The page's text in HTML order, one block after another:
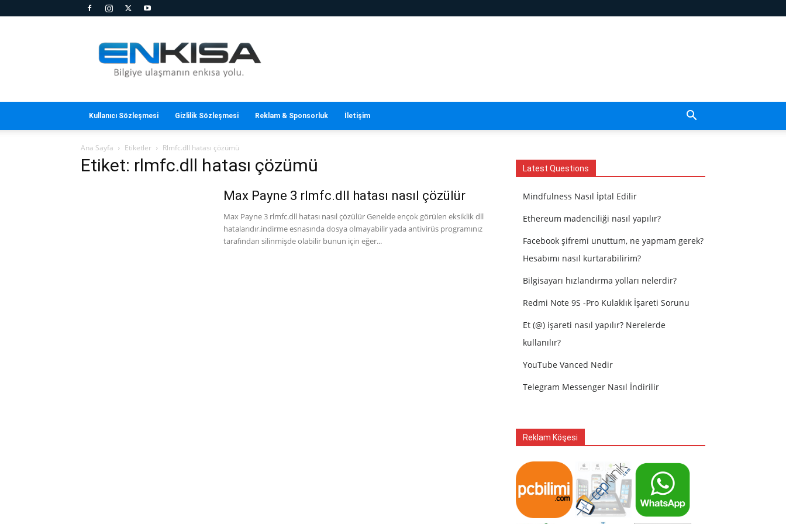
Kısa
Kullanıcı Sözleşmesi Gizlilik Sözleşmesi Reklam & Sponsorluk İletişim
Ana Sayfa Etiketler Rlmfc.dll hatası çözümü
Etiket: rlmfc.dll hatası çözümü
Max Payne 3 rlmfc.dll hatası nasıl çözülür
Max Payne 3 rlmfc.dll hatası nasıl çözülür Genelde ençok görülen eksiklik dll
hatalarıdır.indirme esnasında dosya olmayabilir yada antivirüs programınız
tarafından silinmişde olabilir bunun için eğer...
Latest Questions
Mindfulness Nasıl İptal Edilir
Ethereum madenciliği nasıl yapılır?
Facebook şifremi unuttum, ne yapmam gerek?
Hesabımı nasıl kurtarabilirim?
Bilgisayarı hızlandırma yolları nelerdir?
Redmi Note 9S -Pro Kulaklık İşareti Sorunu
Et (@) işareti nasıl yapılır? Nerelerde
kullanılır?
YouTube Vanced Nedir
Telegram Messenger Nasıl İndirilir
Reklam Köşesi